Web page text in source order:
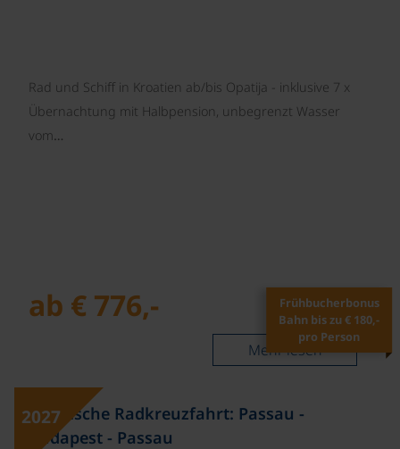
Rad und Schiff in Kroatien ab/bis Opatija - inklusive 7 x
Übernachtung mit Halbpension, unbegrenzt Wasser
vom…
ab € 776,-
Mehr lesen
2027
Frühbucherbonus
Bahn bis zu € 180,-
pro Person
Klassische Radkreuzfahrt: Passau -
Budapest - Passau